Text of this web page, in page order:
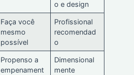
o e design
Faça você
mesmo
possível
Profissional
recomendad
o
Propenso a
empenament
Dimensional
mente